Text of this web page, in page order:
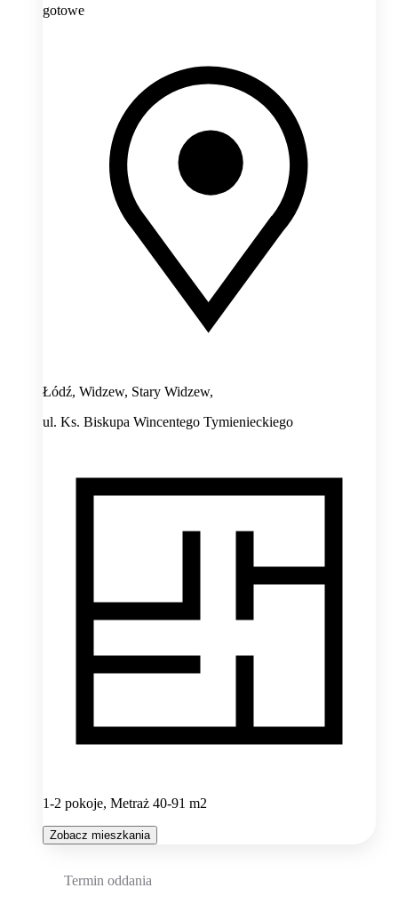
gotowe
Łódź, Widzew, Stary Widzew,
ul. Ks. Biskupa Wincentego Tymienieckiego
1-2 pokoje, Metraż 40-91 m2
Zobacz mieszkania
Termin oddania